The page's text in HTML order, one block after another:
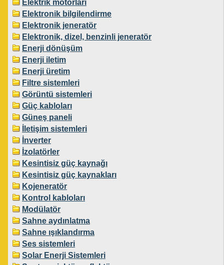
Elektrik motorları
Elektronik bilgilendirme
Elektronik jeneratör
Elektronik, dizel, benzinli jeneratör
Enerji dönüşüm
Enerji iletim
Enerji üretim
Filtre sistemleri
Görüntü sistemleri
Güç kabloları
Güneş paneli
İletişim sistemleri
İnverter
İzolatörler
Kesintisiz güç kaynağı
Kesintisiz güç kaynakları
Kojeneratör
Kontrol kabloları
Modülatör
Sahne aydınlatma
Sahne ışıklandırma
Ses sistemleri
Solar Enerji Sistemleri